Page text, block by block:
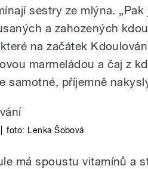
sestry ze mlýna.
a zahozených
na začátek
marmeládou a čaj z
samotné, příjemně
foto: Lenka Šobová
má spoustu vitamínů a